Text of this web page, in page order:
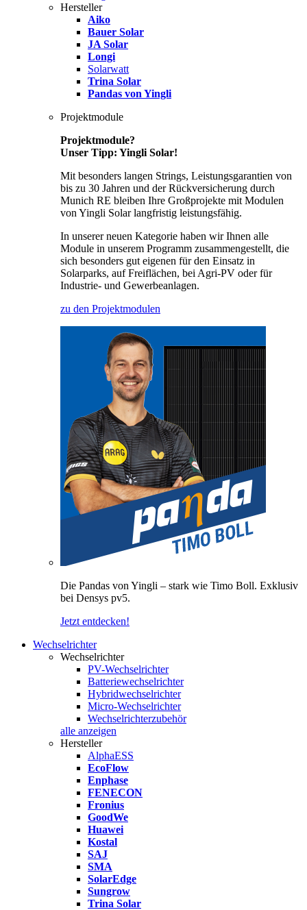
Hersteller
Aiko
Bauer Solar
JA Solar
Longi
Solarwatt
Trina Solar
Pandas von Yingli
Projektmodule
Projektmodule?
Unser Tipp: Yingli Solar!
Mit besonders langen Strings, Leistungsgarantien von
bis zu 30 Jahren und der Rückversicherung durch
Munich RE bleiben Ihre Großprojekte mit Modulen
von Yingli Solar langfristig leistungsfähig.
In unserer neuen Kategorie haben wir Ihnen alle
Module in unserem Programm zusammengestellt, die
sich besonders gut eigenen für den Einsatz in
Solarparks, auf Freiflächen, bei Agri-PV oder für
Industrie- und Gewerbeanlagen.
zu den Projektmodulen
Die Pandas von Yingli – stark wie Timo Boll. Exklusiv
bei Densys pv5.
Jetzt entdecken!
Wechselrichter
Wechselrichter
PV-Wechselrichter
Batteriewechselrichter
Hybridwechselrichter
Micro-Wechselrichter
Wechselrichterzubehör
alle anzeigen
Hersteller
AlphaESS
EcoFlow
Enphase
FENECON
Fronius
GoodWe
Huawei
Kostal
SAJ
SMA
SolarEdge
Sungrow
Trina Solar